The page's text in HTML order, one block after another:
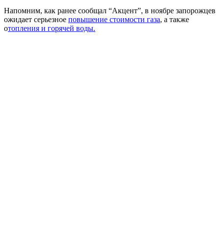
Напомним, как ранее сообщал “Акцент”, в ноябре запорожцев
ожидает серьезное повышение стоимости газа, а также
отопления и горячей воды.